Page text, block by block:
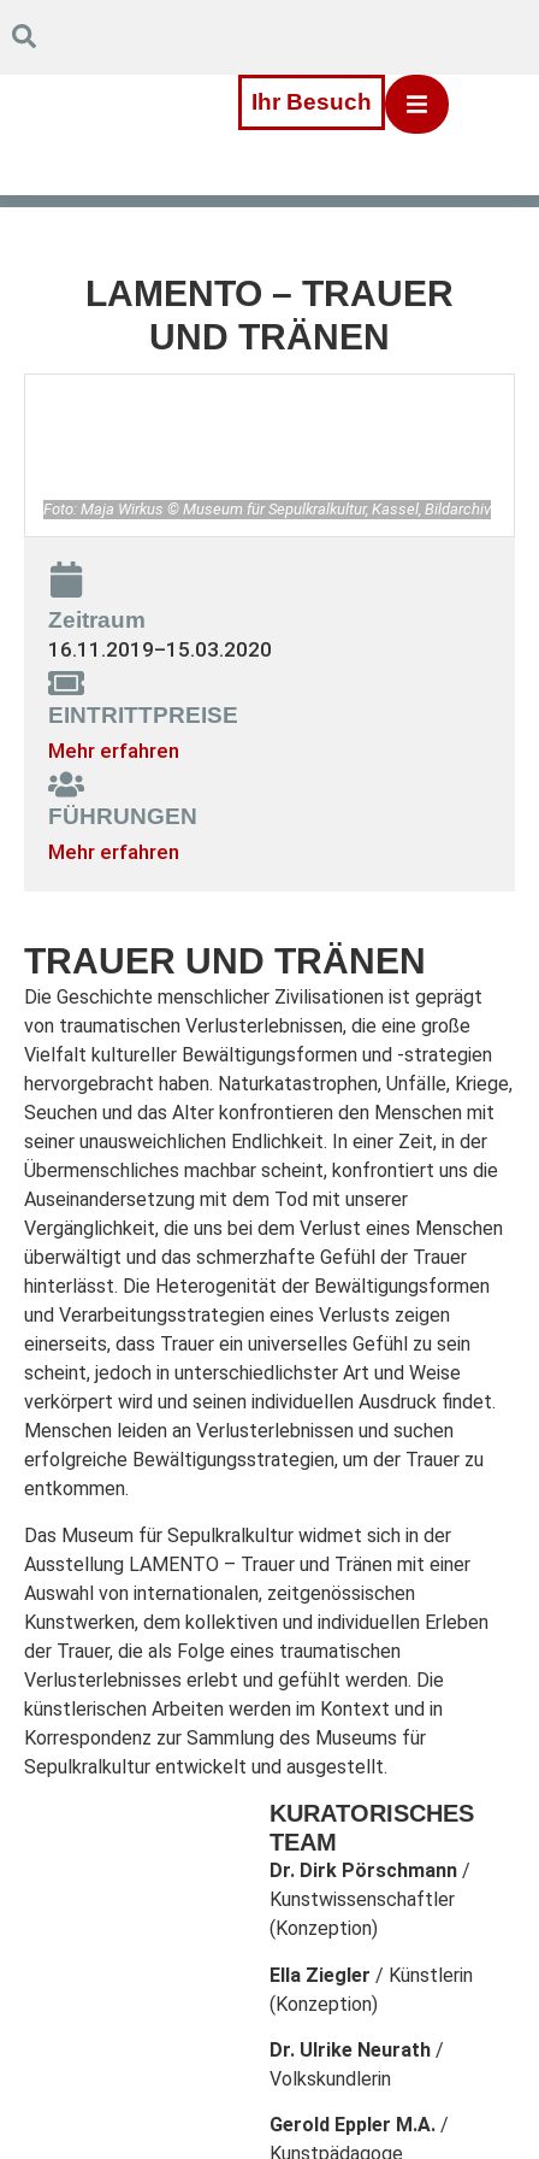
Inhalt
zum
Ihr Besuch
LAMENTO – TRAUER
UND TRÄNEN
Foto: Maja Wirkus © Museum für Sepulkralkultur, Kassel, Bildarchiv
Zeitraum
16.11.2019–15.03.2020
EINTRITTPREISE
Mehr erfahren
FÜHRUNGEN
Mehr erfahren
TRAUER UND TRÄNEN
Die Geschichte menschlicher Zivilisationen ist geprägt
von traumatischen Verlusterlebnissen, die eine große
Vielfalt kultureller Bewältigungsformen und -strategien
hervorgebracht haben. Naturkatastrophen, Unfälle, Kriege,
Seuchen und das Alter konfrontieren den Menschen mit
seiner unausweichlichen Endlichkeit. In einer Zeit, in der
Übermenschliches machbar scheint, konfrontiert uns die
Auseinandersetzung mit dem Tod mit unserer
Vergänglichkeit, die uns bei dem Verlust eines Menschen
überwältigt und das schmerzhafte Gefühl der Trauer
hinterlässt. Die Heterogenität der Bewältigungsformen
und Verarbeitungsstrategien eines Verlusts zeigen
einerseits, dass Trauer ein universelles Gefühl zu sein
scheint, jedoch in unterschiedlichster Art und Weise
verkörpert wird und seinen individuellen Ausdruck findet.
Menschen leiden an Verlusterlebnissen und suchen
erfolgreiche Bewältigungsstrategien, um der Trauer zu
entkommen.
Das Museum für Sepulkralkultur widmet sich in der
Ausstellung LAMENTO – Trauer und Tränen mit einer
Auswahl von internationalen, zeitgenössischen
Kunstwerken, dem kollektiven und individuellen Erleben
der Trauer, die als Folge eines traumatischen
Verlusterlebnisses erlebt und gefühlt werden. Die
künstlerischen Arbeiten werden im Kontext und in
Korrespondenz zur Sammlung des Museums für
Sepulkralkultur entwickelt und ausgestellt.
KURATORISCHES
TEAM
Dr. Dirk Pörschmann /
Kunstwissenschaftler
(Konzeption)
Ella Ziegler / Künstlerin
(Konzeption)
Dr. Ulrike Neurath /
Volkskundlerin
Gerold Eppler M.A. /
Kunstpädagoge